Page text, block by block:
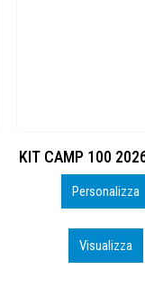
BSK600 –
Personalizza
Visualizza